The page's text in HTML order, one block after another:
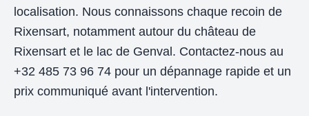
localisation. Nous connaissons chaque recoin de
Rixensart, notamment autour du château de
Rixensart et le lac de Genval. Contactez-nous au
+32 485 73 96 74 pour un dépannage rapide et un
prix communiqué avant l'intervention.